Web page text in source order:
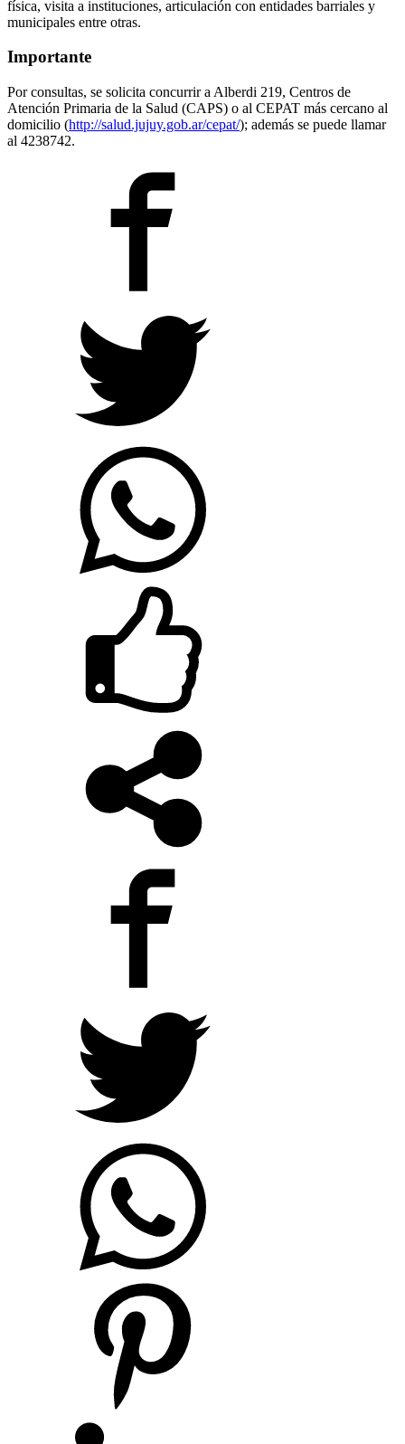
física, visita a instituciones, articulación con entidades barriales y
municipales entre otras.
Importante
Por consultas, se solicita concurrir a Alberdi 219, Centros de
Atención Primaria de la Salud (CAPS) o al CEPAT más cercano al
domicilio (http://salud.jujuy.gob.ar/cepat/); además se puede llamar
al 4238742.